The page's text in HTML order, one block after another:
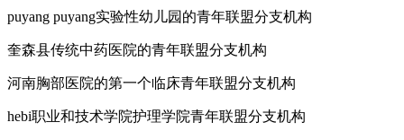
puyang puyang实验性幼儿园的青年联盟分支机构
奎森县传统中药医院的青年联盟分支机构
河南胸部医院的第一个临床青年联盟分支机构
hebi职业和技术学院护理学院青年联盟分支机构